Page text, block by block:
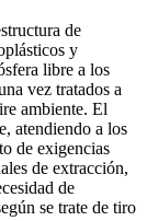
de
y
libre a los
vez tratados a
ambiente. El
atendiendo a los
de exigencias
de extracción,
de
se trate de tiro